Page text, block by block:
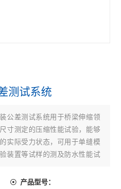
测试系统
公差测试系统用于桥梁伸缩领
寸测定的压缩性能试验，能够
实际受力状态，可用于单缝模
装置等试样的测及防水性能试
产品型号：